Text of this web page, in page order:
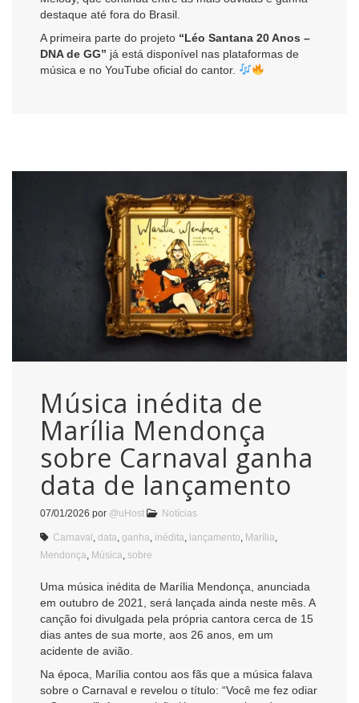
destaque até fora do Brasil.
A primeira parte do projeto “Léo Santana 20 Anos –
DNA de GG” já está disponível nas plataformas de
música e no YouTube oficial do cantor.
Música inédita de
Marília Mendonça
sobre Carnaval ganha
data de lançamento
07/01/2026 por @uHost Notícias
Carnaval data ganha inédita lançamento Marília
Mendonça Música sobre
Uma música inédita de Marília Mendonça, anunciada
em outubro de 2021, será lançada ainda neste mês. A
canção foi divulgada pela própria cantora cerca de 15
dias antes de sua morte, aos 26 anos, em um
acidente de avião.
Na época, Marília contou aos fãs que a música falava
sobre o Carnaval e revelou o título: “Você me fez odiar